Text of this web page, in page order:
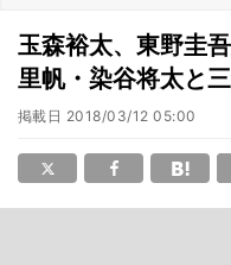
玉森裕太、東野圭
里帆・染谷将太と
掲載日 2018/03/12 05:00